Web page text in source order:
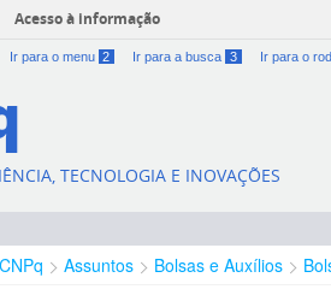
Acesso à informação
Ir para o menu 2 Ir para a busca 3 Ir para o
TECNOLOGIA E INOVAÇÕES
CNPq Assuntos Bolsas e Auxílios